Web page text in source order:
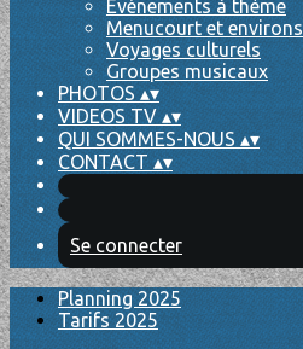
Evénements à thème
Menucourt et environs
Voyages culturels
Groupes musicaux
PHOTOS▴▾
VIDEOS TV▴▾
QUI SOMMES-NOUS▴▾
CONTACT▴▾
Se connecter
Planning 2025
Tarifs 2025